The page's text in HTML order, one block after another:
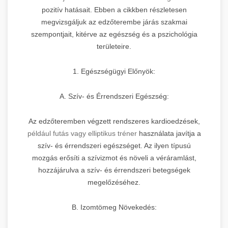
pozitív hatásait. Ebben a cikkben részletesen
megvizsgáljuk az edzőterembe járás szakmai
szempontjait, kitérve az egészség és a pszichológia
területeire.
1. Egészségügyi Előnyök:
A. Szív- és Érrendszeri Egészség:
Az edzőteremben végzett rendszeres kardioedzések,
például futás vagy elliptikus trénerhasználata javítja a
szív- és érrendszeri egészséget. Az ilyen típusú
mozgás erősíti a szívizmot és növeli a véráramlást,
hozzájárulva a szív- és érrendszeri betegségek
megelőzéséhez.
B. Izomtömeg Növekedés: